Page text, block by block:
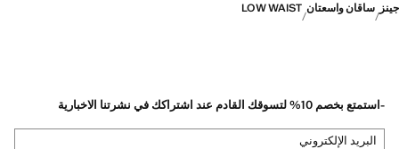
جينز ساقان واسعتان LOW WAIST
-استمتع بخصم 10% لتسوقك القادم عند اشتراكك في نشرتنا الاخبارية
البريد الإلكتروني